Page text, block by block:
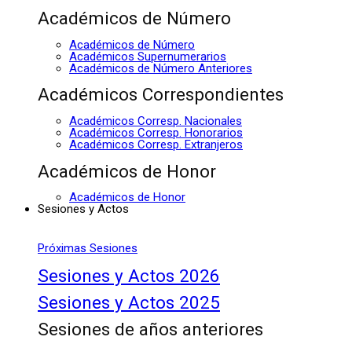
Académicos de Número
Académicos de Número
Académicos Supernumerarios
Académicos de Número Anteriores
Académicos Correspondientes
Académicos Corresp. Nacionales
Académicos Corresp. Honorarios
Académicos Corresp. Extranjeros
Académicos de Honor
Académicos de Honor
Sesiones y Actos
Próximas Sesiones
Sesiones y Actos 2026
Sesiones y Actos 2025
Sesiones de años anteriores